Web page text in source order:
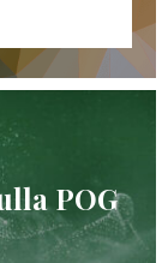
POG